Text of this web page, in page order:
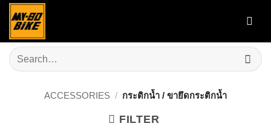
Skip
content
Search
for:
ACCESSORIES / กระติกน้ำ / ขายึดกระติกน้ำ
FILTER